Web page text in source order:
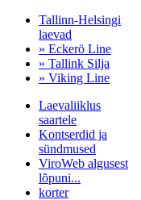
Tallinn-Helsingi
laevad
» Eckerö Line
» Tallink Silja
» Viking Line
Laevaliiklus
saartele
Kontserdid ja
sündmused
ViroWeb algusest
lõpuni...
korter